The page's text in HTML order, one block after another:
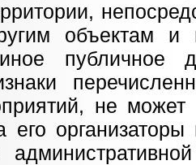
объектам и
публичное
не может
его организаторы